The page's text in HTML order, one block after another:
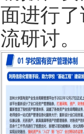
进行
研讨。